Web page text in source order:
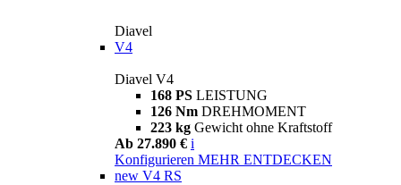
Diavel
V4
Diavel V4
168 PS LEISTUNG
126 Nm DREHMOMENT
223 kg Gewicht ohne Kraftstoff
Ab 27.890 € i
Konfigurieren MEHR ENTDECKEN
new V4 RS